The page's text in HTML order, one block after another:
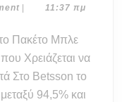
το
Πακέτο
Μπλε
| 11:37 πμ
Χρειάζεται να
Στο Betsson το
94,5% και